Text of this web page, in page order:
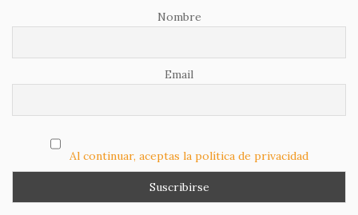
Nombre
Email
Al continuar, aceptas la política de privacidad